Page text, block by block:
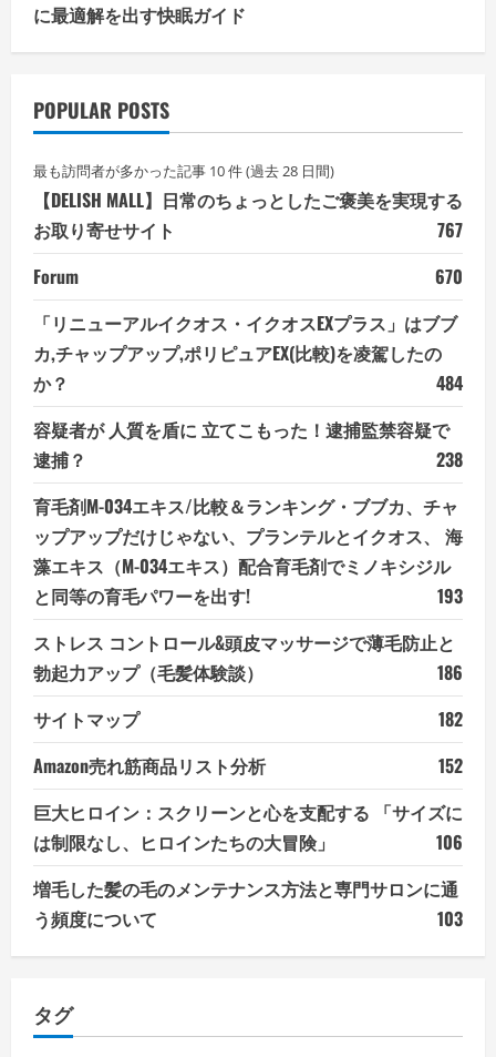
に最適解を出す快眠ガイド
POPULAR POSTS
最も訪問者が多かった記事 10 件 (過去 28 日間)
【DELISH MALL】日常のちょっとしたご褒美を実現する
お取り寄せサイト
767
Forum
670
「リニューアルイクオス・イクオスEXプラス」はブブ
カ,チャップアップ,ポリピュアEX(比較)を凌駕したの
か？
484
容疑者が 人質を盾に 立てこもった！逮捕監禁容疑で
逮捕？
238
育毛剤M-034エキス/比較＆ランキング・ブブカ、チャ
ップアップだけじゃない、プランテルとイクオス、 海
藻エキス（M-034エキス）配合育毛剤でミノキシジル
と同等の育毛パワーを出す!
193
ストレス コントロール&頭皮マッサージで薄毛防止と
勃起力アップ（毛髪体験談）
186
サイトマップ
182
Amazon売れ筋商品リスト分析
152
巨大ヒロイン：スクリーンと心を支配する 「サイズに
は制限なし、ヒロインたちの大冒険」
106
増毛した髪の毛のメンテナンス方法と専門サロンに通
う頻度について
103
タグ